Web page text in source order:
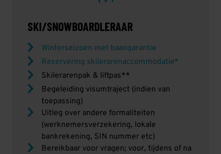
SKI/SNOWBOARDLERAAR
Winterseizoen met baangarantie
Reservering skilerarenaccommodatie*
Skilerarenpak & liftpas**
Begeleiding visumtraject (indien van
toepassing)
Uitleg over andere formaliteiten
(werknemersverzekering, lokale
bankrekening, SIN nummer etc)
Bereikbaar voor vragen; voor, tijdens of na